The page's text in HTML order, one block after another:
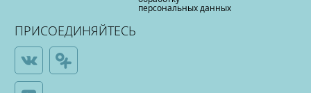
персональных данных
ПРИСОЕДИНЯЙТЕСЬ